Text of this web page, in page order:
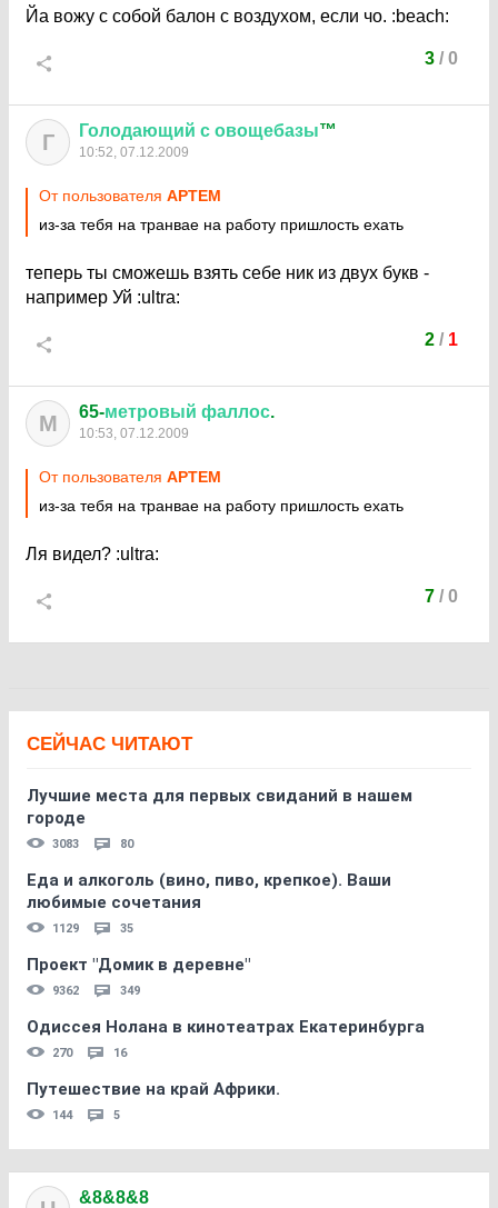
Йа вожу с собой балон с воздухом, если чо. :beach:
3/ 0
Г Голодающий с овощебазы™
10:52, 07.12.2009
От пользователя APTEM
из-за тебя на транвае на работу пришлость ехать
теперь ты сможешь взять себе ник из двух букв -
например Уй :ultra:
2/ 1
М 65-метровый фаллос.
10:53, 07.12.2009
От пользователя APTEM
из-за тебя на транвае на работу пришлость ехать
Ля видел? :ultra:
7/ 0
СЕЙЧАС ЧИТАЮТ
Лучшие места для первых свиданий в нашем
городе
3083 80
Еда и алкоголь (вино, пиво, крепкое). Ваши
любимые сочетания
1129 35
Проект "Домик в деревне"
9362 349
Одиссея Нолана в кинотеатрах Екатеринбурга
270 16
Путешествие на край Африки.
144 5
&8&8&8